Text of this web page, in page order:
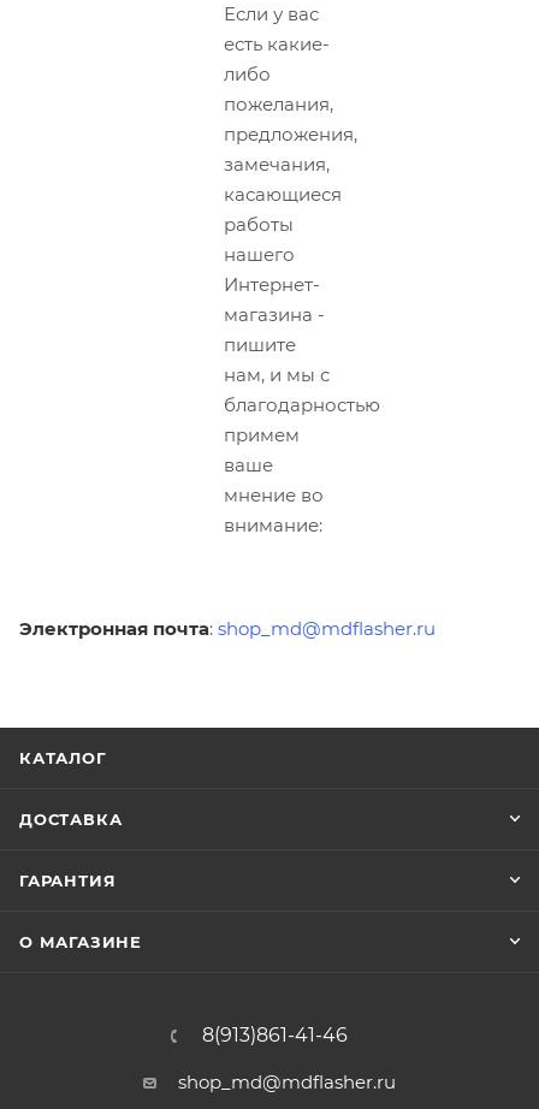
Если у вас
есть какие-
либо
пожелания,
предложения,
замечания,
касающиеся
работы
нашего
Интернет-
магазина -
пишите
нам, и мы с
благодарностью
примем
ваше
мнение во
внимание:
Электронная почта: shop_md@mdflasher.ru
КАТАЛОГ
ДОСТАВКА
ГАРАНТИЯ
О МАГАЗИНЕ
8(913)861-41-46
shop_md@mdflasher.ru